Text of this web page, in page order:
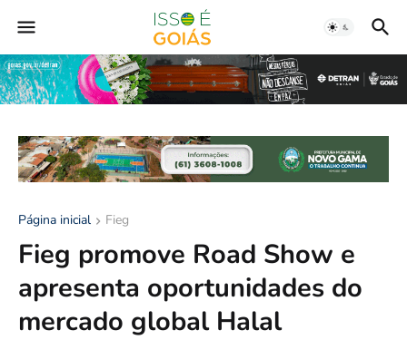
Página inicial Fieg
Fieg promove Road Show e
apresenta oportunidades do
mercado global Halal